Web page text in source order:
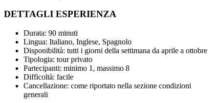
DETTAGLI ESPERIENZA
Durata: 90 minuti
Lingua: Italiano, Inglese, Spagnolo
Disponibilità: tutti i giorni della settimana da aprile a ottobre
Tipologia: tour privato
Partecipanti: minimo 1, massimo 8
Difficoltà: facile
Cancellazione: come riportato nella sezione condizioni
generali